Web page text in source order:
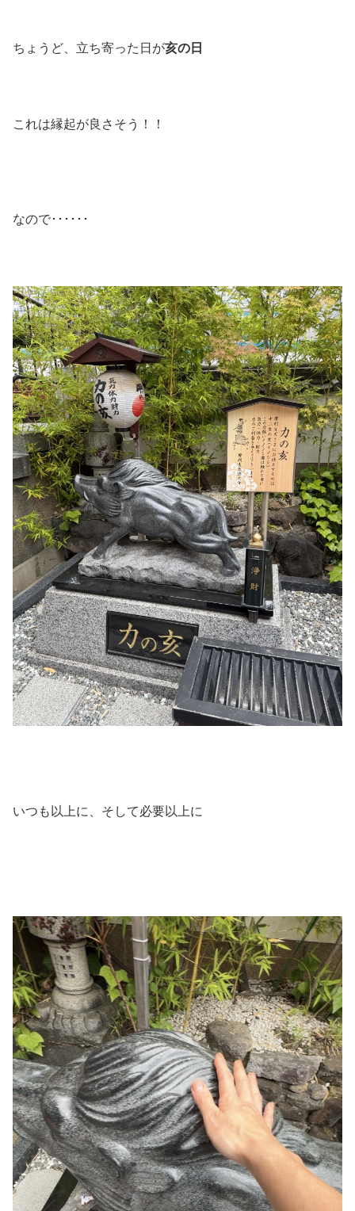
ちょうど、立ち寄った日が亥の日
これは縁起が良さそう！！
なので･･････
いつも以上に、そして必要以上に